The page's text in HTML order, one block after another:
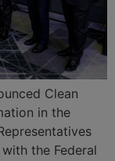
Clean
in the
the Federal